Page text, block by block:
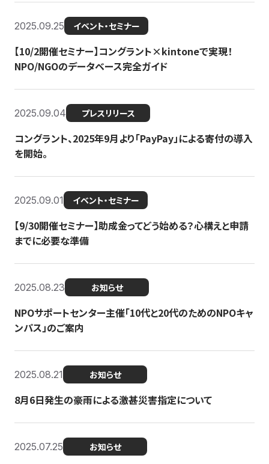
2025.09.25 イベント・セミナー
【10/2開催セミナー】コングラント×kintoneで実現！
NPO/NGOのデータベース完全ガイド
2025.09.04 プレスリリース
コングラント、2025年9月より「PayPay」による寄付の導入
を開始。
2025.09.01 イベント・セミナー
【9/30開催セミナー】助成金ってどう始める？心構えと申請
までに必要な準備
2025.08.23 お知らせ
NPOサポートセンター主催「10代と20代のためのNPOキャ
ンパス」のご案内
2025.08.21 お知らせ
8月6日発生の豪雨による激甚災害指定について
2025.07.25 お知らせ